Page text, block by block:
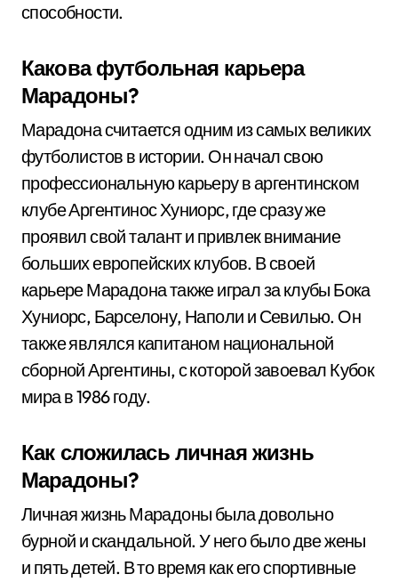
способности.
Какова футбольная карьера
Марадоны?
Марадона считается одним из самых великих
футболистов в истории. Он начал свою
профессиональную карьеру в аргентинском
клубе Аргентинос Хуниорс, где сразу же
проявил свой талант и привлек внимание
больших европейских клубов. В своей
карьере Марадона также играл за клубы Бока
Хуниорс, Барселону, Наполи и Севилью. Он
также являлся капитаном национальной
сборной Аргентины, с которой завоевал Кубок
мира в 1986 году.
Как сложилась личная жизнь
Марадоны?
Личная жизнь Марадоны была довольно
бурной и скандальной. У него было две жены
и пять детей. В то время как его спортивные